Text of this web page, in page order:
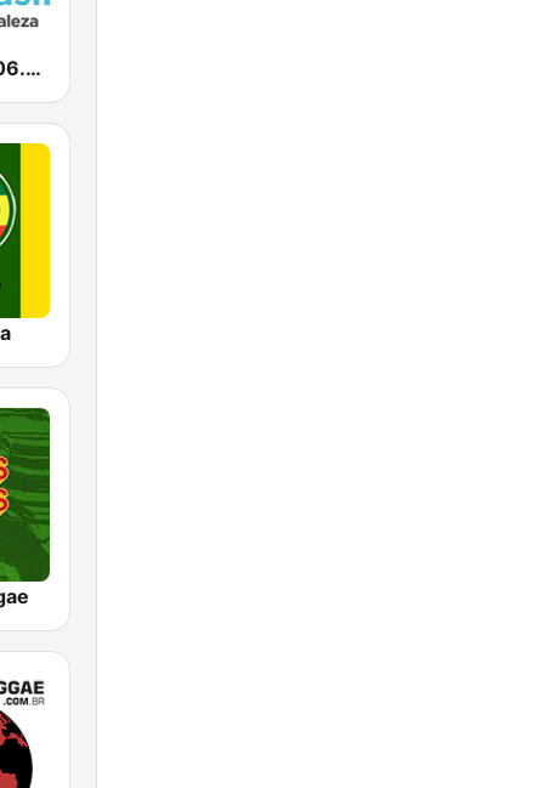
NovaBrasil 106.5 Fortaleza